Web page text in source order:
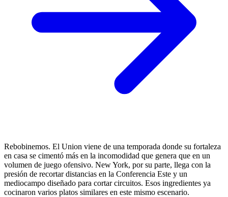
Rebobinemos. El Union viene de una temporada donde su fortaleza
en casa se cimentó más en la incomodidad que genera que en un
volumen de juego ofensivo. New York, por su parte, llega con la
presión de recortar distancias en la Conferencia Este y un
mediocampo diseñado para cortar circuitos. Esos ingredientes ya
cocinaron varios platos similares en este mismo escenario.